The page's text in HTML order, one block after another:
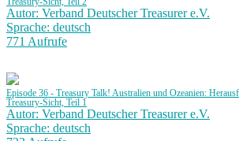
Autor: Verband Deutscher Treasurer e.V.
Sprache: deutsch
771 Aufrufe
Episode 36 - Treasury Talk! Australien und Ozeanien:
Treasury-Sicht, Teil 1
Autor: Verband Deutscher Treasurer e.V.
Sprache: deutsch